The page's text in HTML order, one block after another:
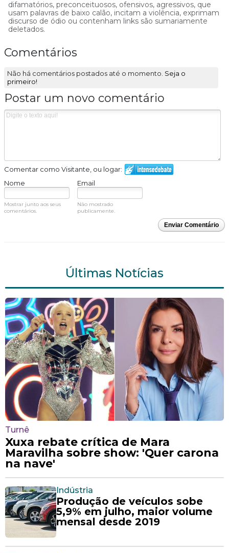
difamatórios, preconceituosos, ofensivos, agressivos, que
usam palavras de baixo calão, incitam a violência, exprimam
discurso de ódio ou contenham links são sumariamente
deletados.
Comentários
Não há comentários postados até o momento. Seja o
primeiro!
Postar um novo comentário
Comentar como Visitante, ou logar:
Nome
Email
Mostrar junto aos seus
comentários.
Não mostrado
publicamente.
Enviar Comentário
Últimas Notícias
Turnê
Xuxa rebate crítica de Mara
Maravilha sobre show: 'Quer carona
na nave'
Indústria
Produção de veículos sobe
5,9% em julho, maior volume
mensal desde 2019